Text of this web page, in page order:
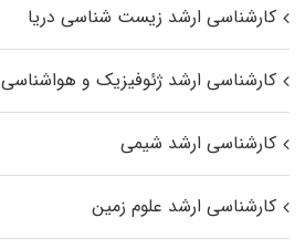
کارشناسی ارشد زیست‌ شناسی دریا
کارشناسی ارشد ژئوفیزیک و هواشناسی
کارشناسی ارشد شیمی
کارشناسی ارشد علوم زمین